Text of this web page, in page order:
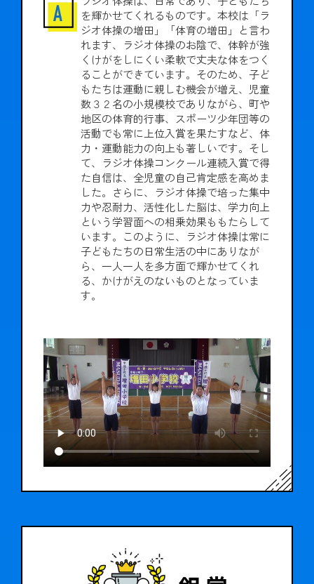
を輝かせてくれるものです。本校は「ラ
ジオ体操の増田」「体育の増田」と言わ
れます、ラジオ体操のお陰で、体幹が強
くけがをしにくい柔軟で丈夫な体をつく
ることができています。そのため、子ど
もたちは運動に親しむ機会が増え、児童
数３２名の小規模校でありながら、町や
地区の体育的行事、スポーツ少年団等の
活動でも常に上位入賞を果たすなど、体
力・運動能力の向上も著しいです。そし
て、ラジオ体操コンクール連続入賞で得
た自信は、全児童の自己肯定感を高めま
した。さらに、ラジオ体操で培った集中
力や忍耐力、活性化した脳は、学力向上
という学習面への相乗効果ももたらして
います。このように、ラジオ体操は常に
子どもたちの日常生活の中にありなが
ら、一人一人を多方面で輝かせてくれ
る、かけがえのないものとなっていま
す。